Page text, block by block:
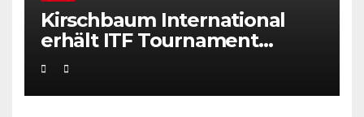
Kirschbaum International
erhält ITF Tournament
Recognition Award 2025